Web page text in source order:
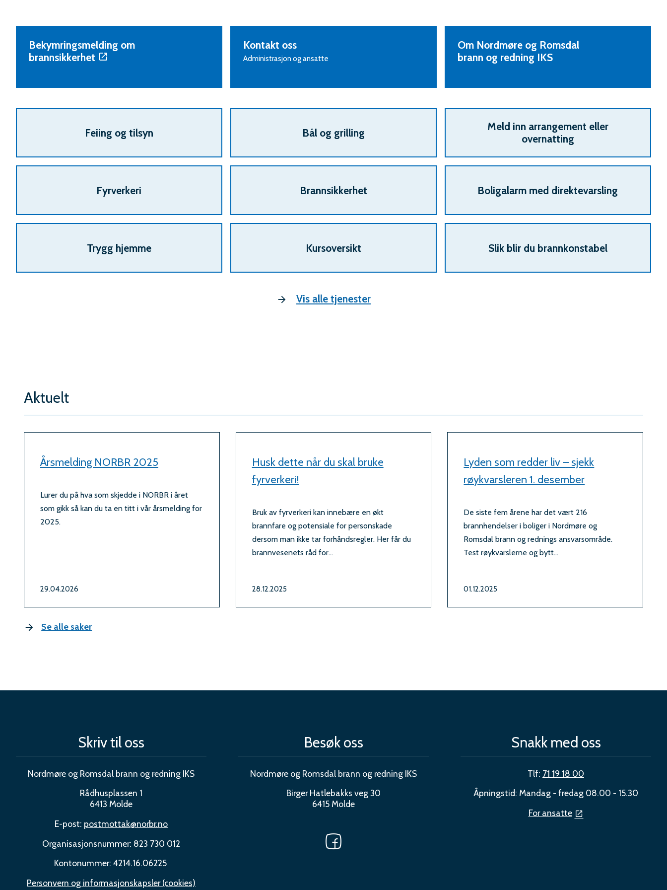
Bekymringsmelding om
brannsikkerhet
Kontakt oss
Administrasjon og ansatte
Om Nordmøre og Romsdal
brann og redning IKS
Tjenester
Feiing og tilsyn Bål og grilling
Meld inn arrangement eller
overnatting
Fyrverkeri Brannsikkerhet Boligalarm med direktevarsling
Trygg hjemme Kursoversikt Slik blir du brannkonstabel
Vis alle tjenester
Aktuelt
29.04.2026
Årsmelding NORBR 2025
Lurer du på hva som skjedde i NORBR i året
som gikk så kan du ta en titt i vår årsmelding for
2025.
28.12.2025
Husk dette når du skal bruke
fyrverkeri!
Bruk av fyrverkeri kan innebære en økt
brannfare og potensiale for personskade
dersom man ikke tar forhåndsregler. Her får du
brannvesenets råd for...
01.12.2025
Lyden som redder liv – sjekk
røykvarsleren 1. desember
De siste fem årene har det vært 216
brannhendelser i boliger i Nordmøre og
Romsdal brann og rednings ansvarsområde.
Test røykvarslerne og bytt...
Se alle saker
Skriv til oss
Nordmøre og Romsdal brann og redning IKS
Rådhusplassen 1
6413 Molde
E-post: postmottak@norbr.no
Organisasjonsnummer: 823 730 012
Kontonummer: 4214.16.06225
Personvern og informasjonskapsler (cookies)
Besøk oss
Nordmøre og Romsdal brann og redning IKS
Birger Hatlebakks veg 30
6415 Molde
Følg
Snakk med oss
Tlf: 71 19 18 00
Åpningstid: Mandag - fredag 08.00 - 15.30
For ansatte